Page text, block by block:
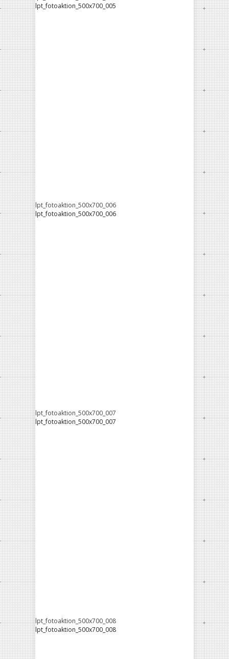
lpt_fotoaktion_500x700_005
lpt_fotoaktion_500x700_006
lpt_fotoaktion_500x700_006
lpt_fotoaktion_500x700_007
lpt_fotoaktion_500x700_007
lpt_fotoaktion_500x700_008
lpt_fotoaktion_500x700_008